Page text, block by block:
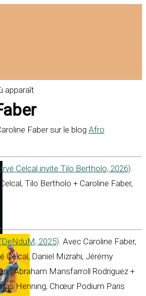
apparaît
Faber sur le blog Afro
Celcal invite Tilo Bertholo, 2026).
Tilo Bertholo + Caroline Faber,
2025). Avec Caroline Faber,
Celcal, Daniel Mizrahi, Jérémy
Abraham Mansfarroll Rodriguez +
Henning, Chœur Podium Paris